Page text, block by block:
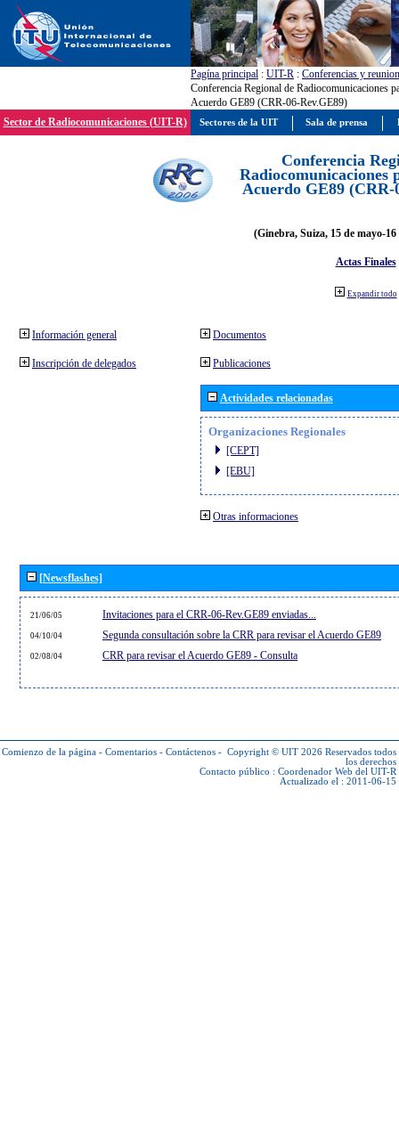
Pagína principal : UIT-R : Conferencias y
Conferencia Regional de Radiocomunicaciones
Acuerdo GE89 (CRR-06-Rev.GE89)
Sector de Radiocomunicaciones (UIT-R)
Conferencia
Radiocomunicaciones
Acuerdo GE89 (CRR-
(Ginebra, Suiza, 15 de mayo-
Actas Finales
Expandir todo
Información general
Inscripción de delegados
Documentos
Publicaciones
Actividades relacionadas
Organizaciones Regionales
[CEPT]
[EBU]
Otras informaciones
[Newsflashes]
21/06/05 Invitaciones para el CRR-06-Rev.GE89 enviadas...
04/10/04 Segunda consultación sobre la CRR para revisar el Acuerdo GE89
02/08/04 CRR para revisar el Acuerdo GE89 - Consulta
Comienzo de la página - Comentarios - Contáctenos - Copyright © UIT 2026 Reservados todos
los derechos
Contacto público : Coordenador Web del UIT-R
Actualizado el : 2011-06-15
Sectores de la UIT Sala de prensa